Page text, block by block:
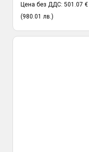
Цена без ДДС: 501.07 €
(980.01 лв.)